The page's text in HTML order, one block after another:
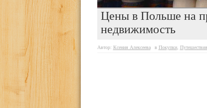
Цены в Польше на
недвижимость
Автор: Ксения Алексеева в Покупки,